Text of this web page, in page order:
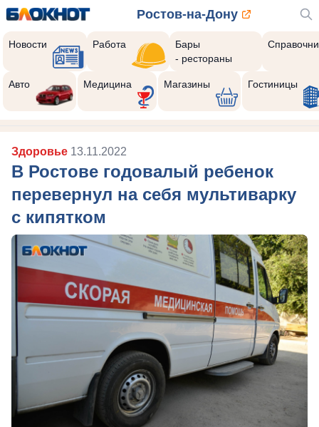
Ростов-на-Дону
Новости Работа
Бары
- рестораны
Авто Медицина Магазины Гостиницы
Здоровье 13.11.2022
В Ростове годовалый ребенок
перевернул на себя мультиварку
с кипятком